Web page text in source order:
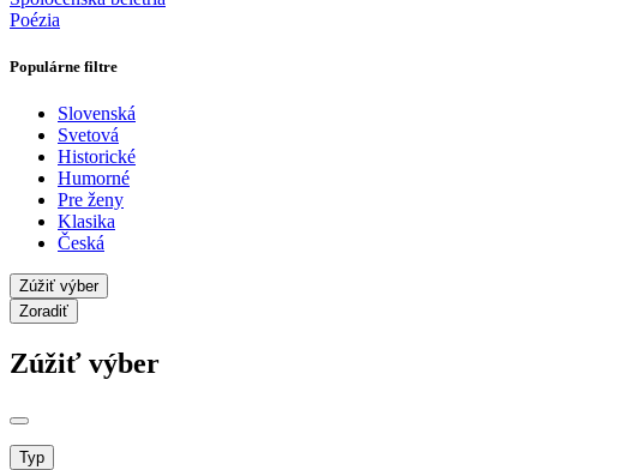
Poézia
Populárne filtre
Slovenská
Svetová
Historické
Humorné
Pre ženy
Klasika
Česká
Zúžiť výber
Zoradiť
Zúžiť výber
Typ